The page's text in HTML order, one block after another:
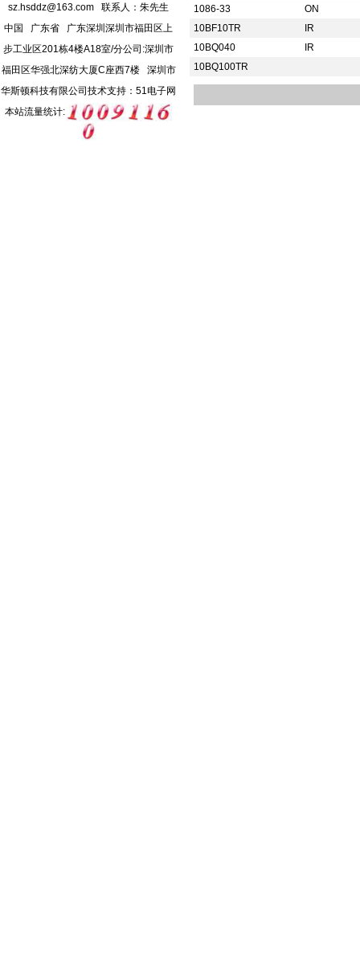
1086-33
ON
10BF10TR
IR
10BQ040
IR
10BQ100TR
sz.hsddz@163.com 联系人：朱先生
中国 广东省 广东深圳深圳市福田区上
步工业区201栋4楼A18室/分公司:深圳市
福田区华强北深纺大厦C座西7楼 深圳市
华斯顿科技有限公司 技术支持： 51电子网
本站流量统计: